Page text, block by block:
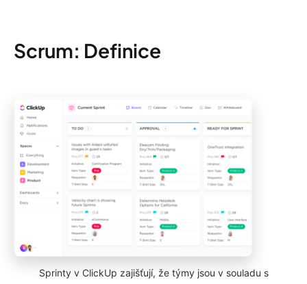
Scrum: Definice
Sprinty v ClickUp zajišťují, že týmy jsou v souladu s